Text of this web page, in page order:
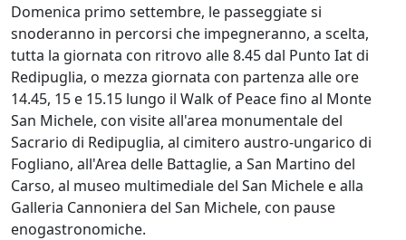
Domenica primo settembre, le passeggiate si
snoderanno in percorsi che impegneranno, a scelta,
tutta la giornata con ritrovo alle 8.45 dal Punto Iat di
Redipuglia, o mezza giornata con partenza alle ore
14.45, 15 e 15.15 lungo il Walk of Peace fino al Monte
San Michele, con visite all'area monumentale del
Sacrario di Redipuglia, al cimitero austro-ungarico di
Fogliano, all'Area delle Battaglie, a San Martino del
Carso, al museo multimediale del San Michele e alla
Galleria Cannoniera del San Michele, con pause
enogastronomiche.